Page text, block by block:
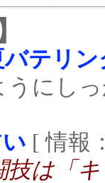
テリン
にし
[ 情報
技は「